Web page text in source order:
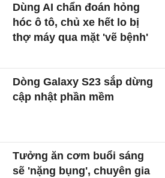
Dùng AI chẩn đoán hỏng
hóc ô tô, chủ xe hết lo bị
thợ máy qua mặt 'vẽ bệnh'
Dòng Galaxy S23 sắp dừng
cập nhật phần mềm
Tưởng ăn cơm buổi sáng
sẽ 'nặng bụng', chuyên gia